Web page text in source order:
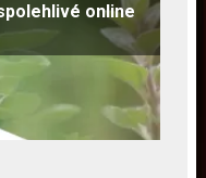
online